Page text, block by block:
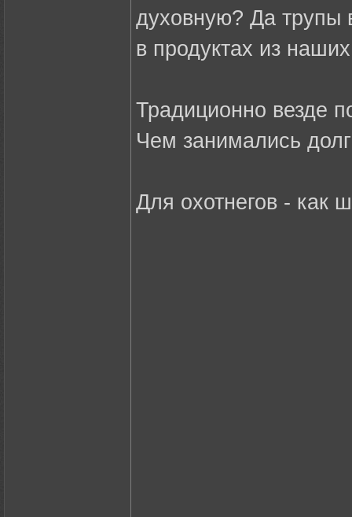
духовную? Да трупы
в продуктах из
Традиционно везде
Чем занимались
Для охотнегов - как